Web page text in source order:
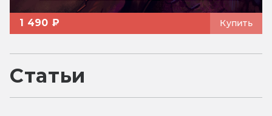
1 490 ₽ Купить
Статьи